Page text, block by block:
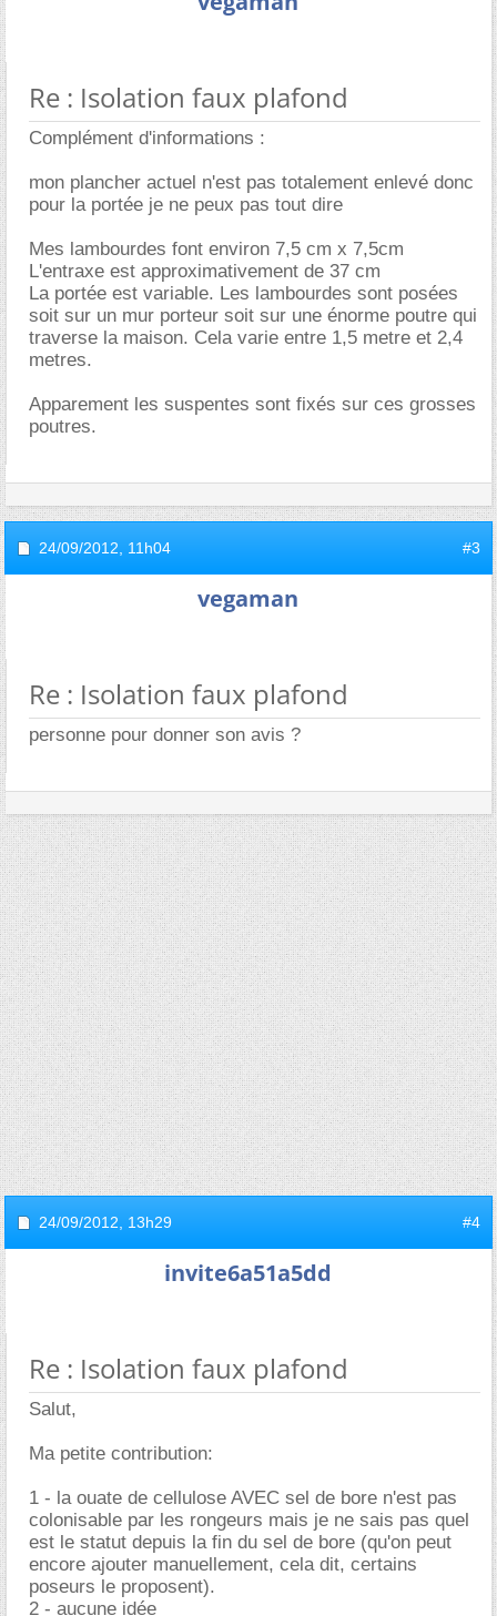
Re : Isolation faux plafond
Complément d'informations :
mon plancher actuel n'est pas totalement enlevé donc
pour la portée je ne peux pas tout dire
Mes lambourdes font environ 7,5 cm x 7,5cm
L'entraxe est approximativement de 37 cm
La portée est variable. Les lambourdes sont posées
soit sur un mur porteur soit sur une énorme poutre qui
traverse la maison. Cela varie entre 1,5 metre et 2,4
metres.
Apparement les suspentes sont fixés sur ces grosses
poutres.
24/09/2012, 11h04 #3
vegaman
Re : Isolation faux plafond
personne pour donner son avis ?
24/09/2012, 13h29 #4
invite6a51a5dd
Re : Isolation faux plafond
Salut,
Ma petite contribution:
1 - la ouate de cellulose AVEC sel de bore n'est pas
colonisable par les rongeurs mais je ne sais pas quel
est le statut depuis la fin du sel de bore (qu'on peut
encore ajouter manuellement, cela dit, certains
poseurs le proposent).
2 - aucune idée